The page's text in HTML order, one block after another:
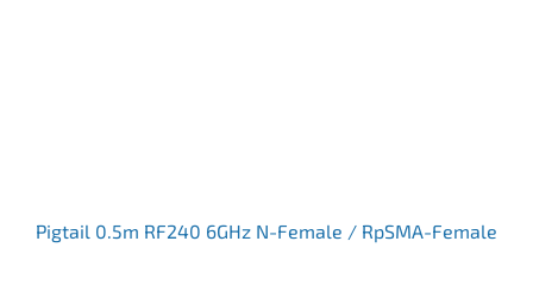
Pigtail 0.5m RF240 6GHz N-Female / RpSMA-Female